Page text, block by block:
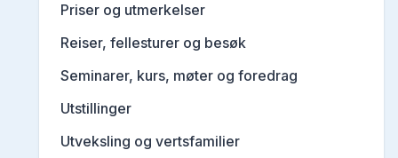
Priser og utmerkelser
Reiser, fellesturer og besøk
Seminarer, kurs, møter og foredrag
Utstillinger
Utveksling og vertsfamilier